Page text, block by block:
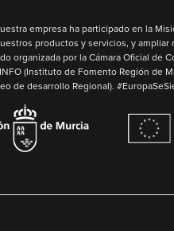
empresa ha participado en la
productos y servicios, y ampliar
organizada por la Cámara Oficial de
INFO(Instituto de Fomento Región de
de desarrollo Regional).